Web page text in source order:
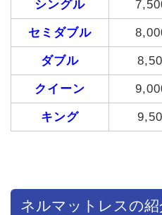
シングル
セミダブル
ダブル
クイーン
キング
ネルマットレスの